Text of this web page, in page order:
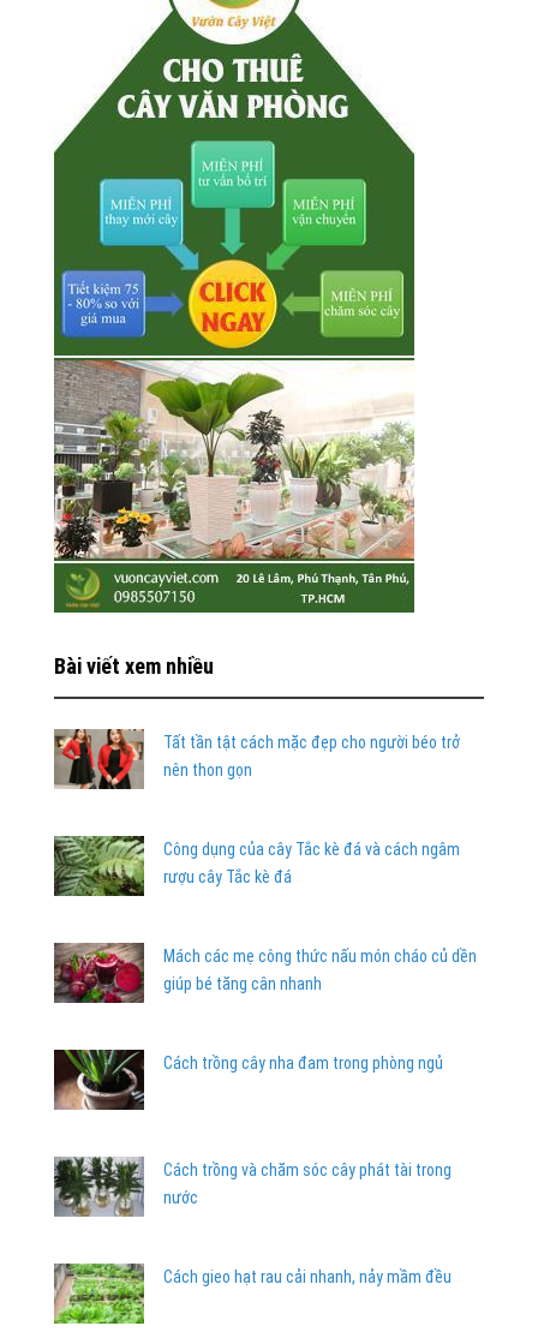
Bài viết xem nhiều
Tất tần tật cách mặc đẹp cho người béo trở
nên thon gọn
Công dụng của cây Tắc kè đá và cách ngâm
rượu cây Tắc kè đá
Mách các mẹ công thức nấu món cháo củ dền
giúp bé tăng cân nhanh
Cách trồng cây nha đam trong phòng ngủ
Cách trồng và chăm sóc cây phát tài trong
nước
Cách gieo hạt rau cải nhanh, nảy mầm đều